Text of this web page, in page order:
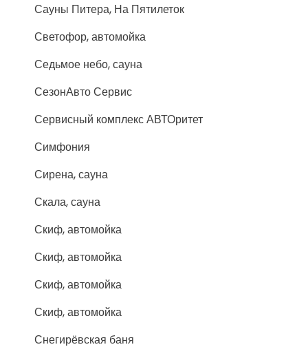
Сауны Питера, На Пятилеток
Светофор, автомойка
Седьмое небо, сауна
СезонАвто Сервис
Сервисный комплекс АВТОритет
Симфония
Сирена, сауна
Скала, сауна
Скиф, автомойка
Скиф, автомойка
Скиф, автомойка
Скиф, автомойка
Снегирёвская баня